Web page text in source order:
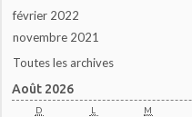
février 2022
novembre 2021
Toutes les archives
Août 2026
D L M